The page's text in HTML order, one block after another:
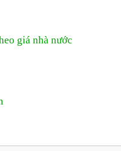
giá nhà nước